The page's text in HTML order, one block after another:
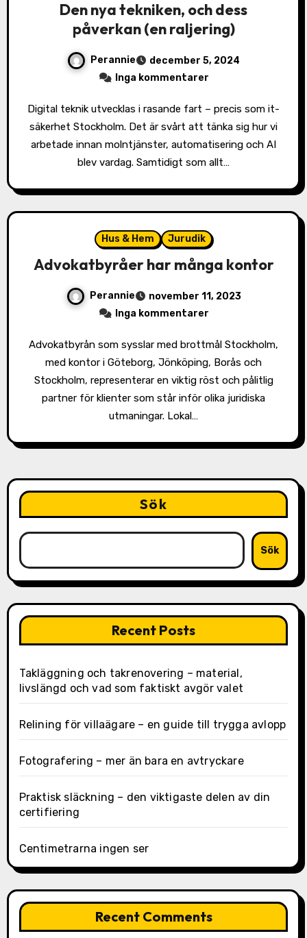
Den nya tekniken, och dess
påverkan (en raljering)
Perannie
december 5, 2024
Inga kommentarer
Digital teknik utvecklas i rasande fart – precis som it-
säkerhet Stockholm. Det är svårt att tänka sig hur vi
arbetade innan molntjänster, automatisering och AI
blev vardag. Samtidigt som allt…
Hus & Hem Jurudik
Advokatbyråer har många kontor
Perannie
november 11, 2023
Inga kommentarer
Advokatbyrån som sysslar med brottmål Stockholm,
med kontor i Göteborg, Jönköping, Borås och
Stockholm, representerar en viktig röst och pålitlig
partner för klienter som står inför olika juridiska
utmaningar. Lokal…
Sök
Sök
Recent Posts
Takläggning och takrenovering – material,
livslängd och vad som faktiskt avgör valet
Relining för villaägare – en guide till trygga avlopp
Fotografering – mer än bara en avtryckare
Praktisk släckning – den viktigaste delen av din
certifiering
Centimetrarna ingen ser
Recent Comments